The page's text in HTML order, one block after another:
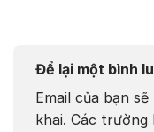
Để lại một bình
Email của bạn
khai. Các trường